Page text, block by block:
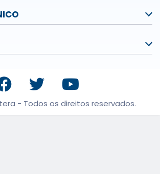
- Todos os direitos reservados.